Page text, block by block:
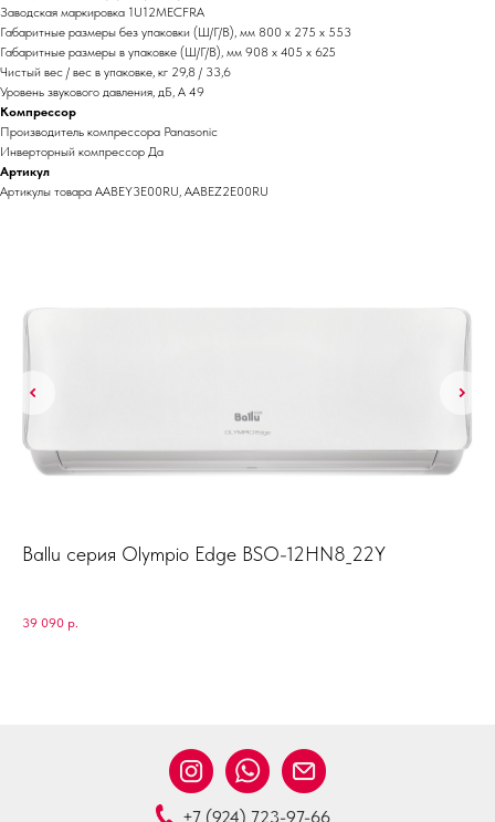
Заводская маркировка 1U12MECFRA
Габаритные размеры без упаковки (Ш/Г/В), мм 800 х 275 х 553
Габаритные размеры в упаковке (Ш/Г/В), мм 908 х 405 х 625
Чистый вес / вес в упаковке, кг 29,8 / 33,6
Уровень звукового давления, дБ, А 49
Компрессор
Производитель компрессора Panasonic
Инверторный компрессор Да
Артикул
Артикулы товара AABEY3E00RU, AABEZ2E00RU
Ballu серия Olympio Edge BSO-12HN8_22Y
39 090 р.
+7 (924) 723-97-66